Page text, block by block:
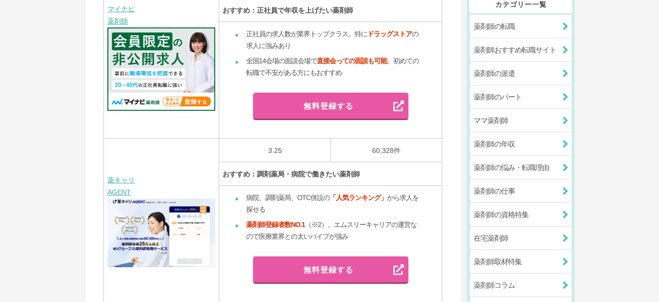
マイナビ
薬剤師
おすすめ：正社員で年収を上げたい薬剤師
正社員の求人数が業界トップクラス。特に ドラッグストアの
求人に強みあり
全国14会場の面談会場で直接会っての面談も可能。初めての
転職で不安がある方にもおすすめ
無料登録する
薬キャリ
AGENT
3.25 60,328件
おすすめ：調剤薬局・病院で働きたい薬剤師
病院、調剤薬局、OTC併設の「人気ランキング」から求人を
探せる
薬剤師登録者数NO.1（※2）。エムスリーキャリアの運営な
ので医療業界との太いパイプが強み
無料登録する
カテゴリー一覧
薬剤師の転職
薬剤師おすすめ転職サイト
薬剤師の派遣
薬剤師のパート
ママ薬剤師
薬剤師の年収
薬剤師の悩み・転職理由
薬剤師の仕事
薬剤師の資格特集
在宅薬剤師
薬剤師取材特集
薬剤師コラム